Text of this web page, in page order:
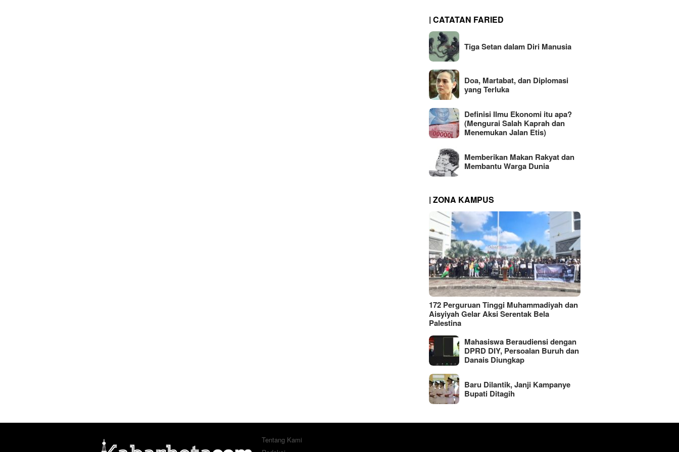
| CATATAN FARIED
Tiga Setan dalam Diri Manusia
Doa, Martabat, dan Diplomasi
yang Terluka
Definisi Ilmu Ekonomi itu apa?
(Mengurai Salah Kaprah dan
Menemukan Jalan Etis)
Memberikan Makan Rakyat dan
Membantu Warga Dunia
| ZONA KAMPUS
172 Perguruan Tinggi Muhammadiyah dan
Aisyiyah Gelar Aksi Serentak Bela
Palestina
Mahasiswa Beraudiensi dengan
DPRD DIY, Persoalan Buruh dan
Danais Diungkap
Baru Dilantik, Janji Kampanye
Bupati Ditagih
Tentang Kami